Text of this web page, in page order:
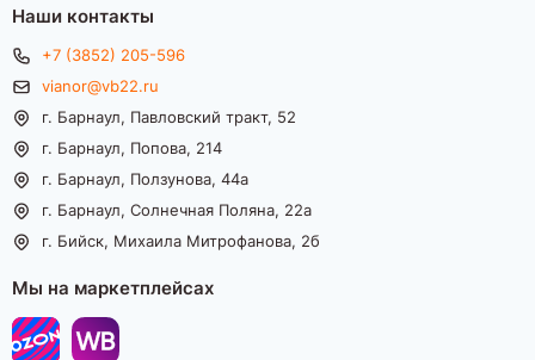
Наши контакты
+7 (3852) 205-596
vianor@vb22.ru
г. Барнаул, Павловский тракт, 52
г. Барнаул, Попова, 214
г. Барнаул, Ползунова, 44а
г. Барнаул, Солнечная Поляна, 22а
г. Бийск, Михаила Митрофанова, 2б
Мы на маркетплейсах